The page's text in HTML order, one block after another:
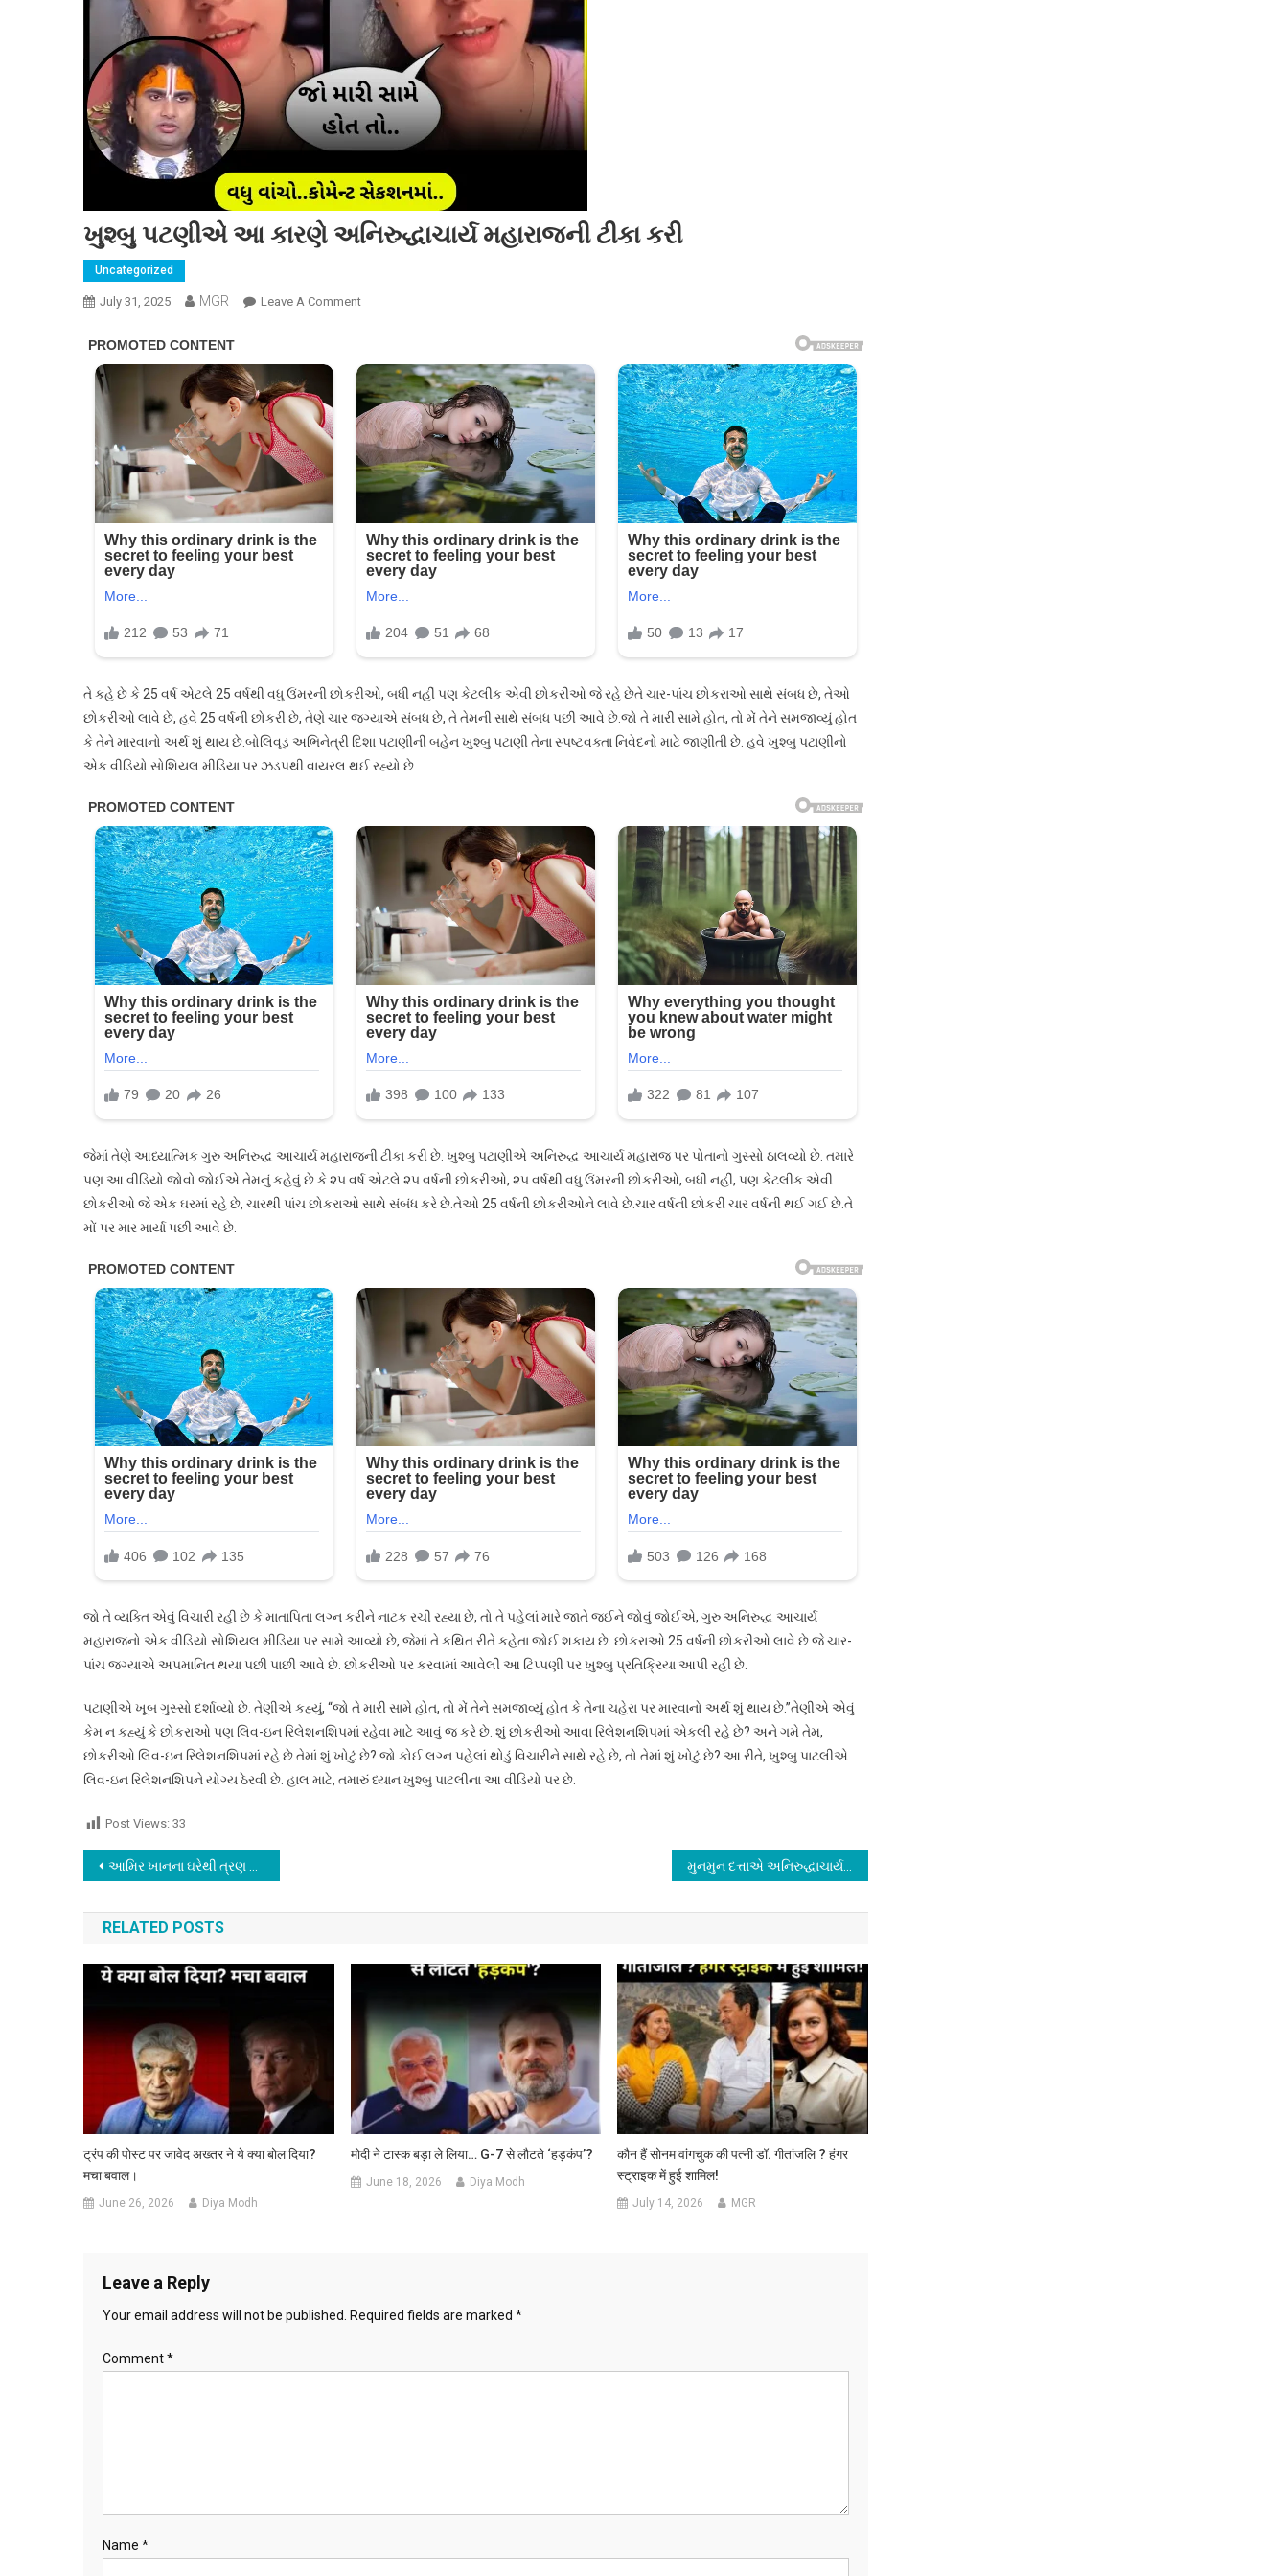
ખુશ્બુ પટણીએ આ કારણે અનિરુદ્ધાચાર્ય મહારાજની ટીકા કરી
Uncategorized
July 31, 2025 MGR Leave A CommentOn
આ
કારણે
અનિરુદ્ધાચાર્ય
મહારાજની
ટીકા
કરી
તે કહે છે કે 25 વર્ષ એટલે 25 વર્ષથી વધુ ઉંમરની છોકરીઓ, બધી નહીં પણ કેટલીક એવી છોકરીઓ જે રહે છેતે ચાર-પાંચ છોકરાઓ સાથે સંબધ છે, તેઓ
છોકરીઓ લાવે છે, હવે 25 વર્ષની છોકરી છે, તેણે ચાર જગ્યાએ સંબધ છે, તે તેમની સાથે સંબધ પછી આવે છે.જો તે મારી સામે હોત, તો મેં તેને સમજાવ્યું હોત
કે તેને મારવાનો અર્થ શું થાય છે.બોલિવૂડ અભિનેત્રી દિશા પટાણીની બહેન ખુશ્બુ પટાણી તેના સ્પષ્ટવક્તા નિવેદનો માટે જાણીતી છે. હવે ખુશ્બુ પટાણીનો
એક વીડિયો સોશિયલ મીડિયા પર ઝડપથી વાયરલ થઈ રહ્યો છે
જેમાં તેણે આધ્યાત્મિક ગુરુ અનિરુદ્ધ આચાર્ય મહારાજની ટીકા કરી છે. ખુશ્બુ પટાણીએ અનિરુદ્ધ આચાર્ય મહારાજ પર પોતાનો ગુસ્સો ઠાલવ્યો છે. તમારે
પણ આ વીડિયો જોવો જોઈએ.તેમનું કહેવું છે કે ૨૫ વર્ષ એટલે ૨૫ વર્ષની છોકરીઓ, ૨૫ વર્ષથી વધુ ઉંમરની છોકરીઓ, બધી નહીં, પણ કેટલીક એવી
છોકરીઓ જે એક ઘરમાં રહે છે, ચારથી પાંચ છોકરાઓ સાથે સંબંધ કરે છે.તેઓ 25 વર્ષની છોકરીઓને લાવે છે.ચાર વર્ષની છોકરી ચાર વર્ષની થઈ ગઈ છે.તે
મોં પર માર માર્યા પછી આવે છે.
જો તે વ્યક્તિ એવું વિચારી રહી છે કે માતાપિતા લગ્ન કરીને નાટક રચી રહ્યા છે, તો તે પહેલાં મારે જાતે જઈને જોવું જોઈએ, ગુરુ અનિરુદ્ધ આચાર્ય
મહારાજનો એક વીડિયો સોશિયલ મીડિયા પર સામે આવ્યો છે, જેમાં તે કથિત રીતે કહેતા જોઈ શકાય છે. છોકરાઓ 25 વર્ષની છોકરીઓ લાવે છે જે ચાર-
પાંચ જગ્યાએ અપમાનિત થયા પછી પાછી આવે છે. છોકરીઓ પર કરવામાં આવેલી આ ટિપ્પણી પર ખુશ્બુ પ્રતિક્રિયા આપી રહી છે.
પટાણીએ ખૂબ ગુસ્સો દર્શાવ્યો છે. તેણીએ કહ્યું, “જો તે મારી સામે હોત, તો મેં તેને સમજાવ્યું હોત કે તેના ચહેરા પર મારવાનો અર્થ શું થાય છે.”તેણીએ એવું
કેમ ન કહ્યું કે છોકરાઓ પણ લિવ-ઇન રિલેશનશિપમાં રહેવા માટે આવું જ કરે છે. શું છોકરીઓ આવા રિલેશનશિપમાં એકલી રહે છે? અને ગમે તેમ,
છોકરીઓ લિવ-ઇન રિલેશનશિપમાં રહે છે તેમાં શું ખોટું છે? જો કોઈ લગ્ન પહેલાં થોડું વિચારીને સાથે રહે છે, તો તેમાં શું ખોટું છે? આ રીતે, ખુશ્બુ પાટલીએ
લિવ-ઇન રિલેશનશિપને યોગ્ય ઠેરવી છે. હાલ માટે, તમારું ધ્યાન ખુશ્બુ પાટલીના આ વીડિયો પર છે.
Post Views: 33
Post
navigation
આમિર ખાનના ઘરેથી ત્રણ કારમાં 25 IPS અધિકારીઓ નીકળતા જોવા મળ્યા, આમિરે તેમને ફોન કર્યો હોવાનું બહાર આવ્યું મુનમુન દત્તાએ અનિરુદ્ધાચાર્ય મહારાજની ટીકા કરી ખુશ્બુ પટનીનો વીડિયો શેર કર્યો
RELATED POSTS
ट्रंप की पोस्ट पर जावेद अख्तर ने ये क्या बोल दिया?
मचा बवाल।
June 26, 2026 Diya Modh
मोदी ने टास्क बड़ा ले लिया… G-7 से लौटते ‘हड़कंप’?
June 18, 2026 Diya Modh
कौन हैं सोनम वांगचुक की पत्नी डॉ. गीतांजलि ? हंगर
स्ट्राइक में हुई शामिल!
July 14, 2026 MGR
Leave a Reply
Your email address will not be published. Required fields are marked *
Comment*
Name *